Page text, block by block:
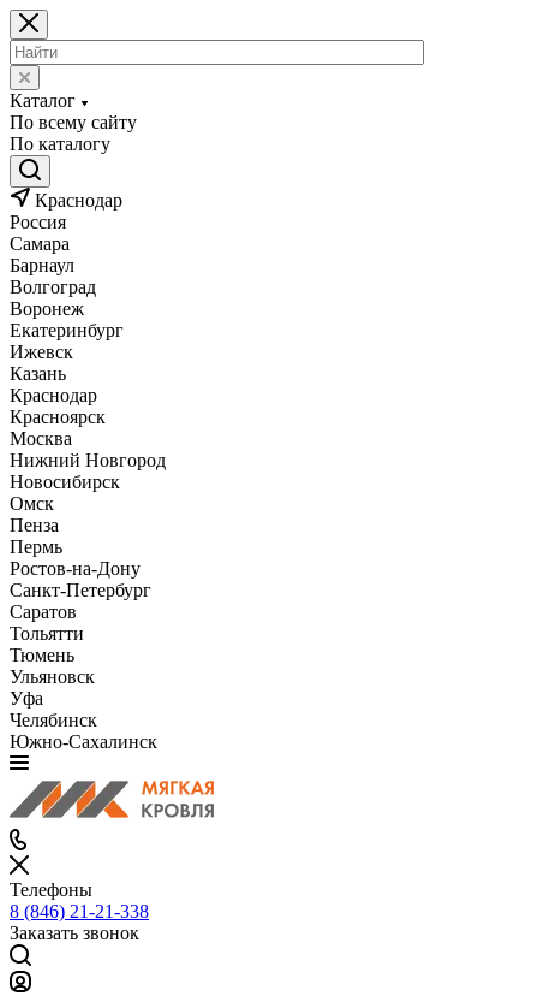
Каталог
По всему сайту
По каталогу
Краснодар
Россия
Самара
Барнаул
Волгоград
Воронеж
Екатеринбург
Ижевск
Казань
Краснодар
Красноярск
Москва
Нижний Новгород
Новосибирск
Омск
Пенза
Пермь
Ростов-на-Дону
Санкт-Петербург
Саратов
Тольятти
Тюмень
Ульяновск
Уфа
Челябинск
Южно-Сахалинск
Телефоны
8 (846) 21-21-338
Заказать звонок